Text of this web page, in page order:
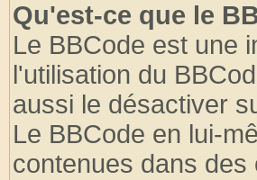
Qu'est-ce que le
Le BBCode est une
l'utilisation du
aussi le désactiver
Le BBCode en lui-
contenues dans